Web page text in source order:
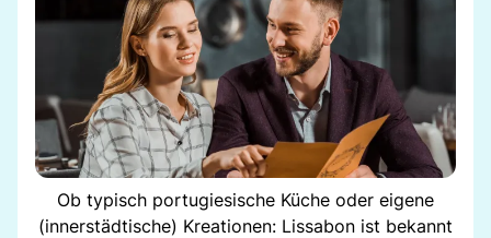
Ob typisch portugiesische Küche oder eigene
(innerstädtische) Kreationen: Lissabon ist bekannt